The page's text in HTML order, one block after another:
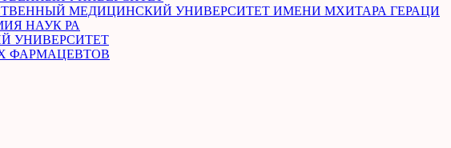
МЕДИЦИНСКИЙ УНИВЕРСИТЕТ ИМЕНИ МХИТАРА ГЕРАЦИ
НАУК РА
УНИВЕРСИТЕТ
ФАРМАЦЕВТОВ